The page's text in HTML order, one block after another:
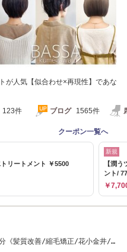
が人気【似合わせ×再現性】であな
123件 ブログ 1565件
クーポン一覧へ
リートメント ￥5500
新規
【潤
ント/
￥
《髪質改善/縮毛矯正/花小金井/